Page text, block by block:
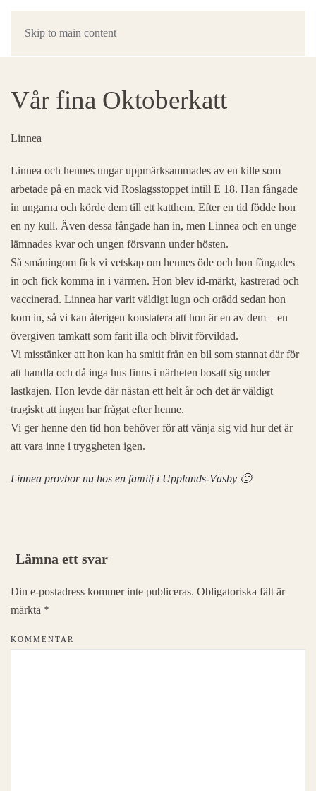
Skip to main content
Vår fina Oktoberkatt
Linnea
Linnea och hennes ungar uppmärksammades av en kille som
arbetade på en mack vid Roslagsstoppet intill E 18. Han fångade
in ungarna och körde dem till ett katthem. Efter en tid födde hon
en ny kull. Även dessa fångade han in, men Linnea och en unge
lämnades kvar och ungen försvann under hösten.
Så småningom fick vi vetskap om hennes öde och hon fångades
in och fick komma in i värmen. Hon blev id-märkt, kastrerad och
vaccinerad. Linnea har varit väldigt lugn och orädd sedan hon
kom in, så vi kan återigen konstatera att hon är en av dem – en
övergiven tamkatt som farit illa och blivit förvildad.
Vi misstänker att hon kan ha smitit från en bil som stannat där för
att handla och då inga hus finns i närheten bosatt sig under
lastkajen. Hon levde där nästan ett helt år och det är väldigt
tragiskt att ingen har frågat efter henne.
Vi ger henne den tid hon behöver för att vänja sig vid hur det är
att vara inne i tryggheten igen.
Linnea provbor nu hos en familj i Upplands-Väsby 🙂
Lämna ett svar
Din e-postadress kommer inte publiceras. Obligatoriska fält är
märkta *
KOMMENTAR